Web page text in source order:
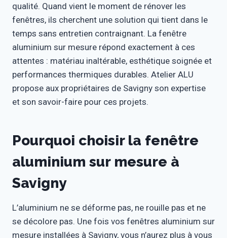
qualité. Quand vient le moment de rénover les
fenêtres, ils cherchent une solution qui tient dans le
temps sans entretien contraignant. La fenêtre
aluminium sur mesure répond exactement à ces
attentes : matériau inaltérable, esthétique soignée et
performances thermiques durables. Atelier ALU
propose aux propriétaires de Savigny son expertise
et son savoir-faire pour ces projets.
Pourquoi choisir la fenêtre
aluminium sur mesure à
Savigny
L’aluminium ne se déforme pas, ne rouille pas et ne
se décolore pas. Une fois vos fenêtres aluminium sur
mesure installées à Savigny, vous n’aurez plus à vous